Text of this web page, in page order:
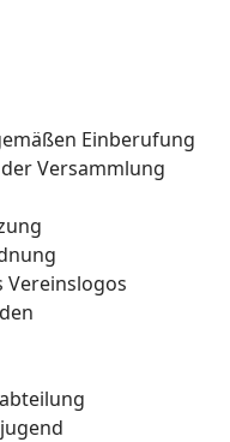
Einberufung
Versammlung
Vereinslogos